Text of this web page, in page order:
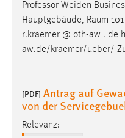
aw.de/kraemer/ueber/
[PDF] Antrag auf
der Europäischen Union
Vertragsstaates des
Wirtschaftsraum